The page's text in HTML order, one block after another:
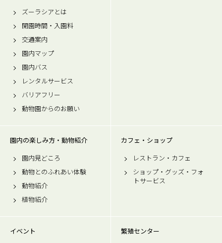
ズーラシアとは
開園時間・入園料
交通案内
園内マップ
園内バス
レンタルサービス
バリアフリー
動物園からのお願い
園内の楽しみ方・動物紹介
園内見どころ
動物とのふれあい体験
動物紹介
植物紹介
カフェ・ショップ
レストラン・カフェ
ショップ・グッズ・フォ
トサービス
イベント
繁殖センター